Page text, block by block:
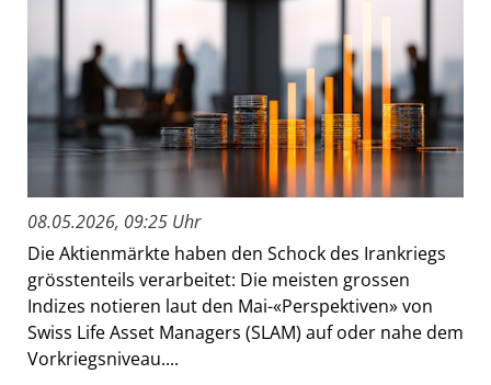
08.05.2026, 09:25 Uhr
Die Aktienmärkte haben den Schock des Irankriegs
grösstenteils verarbeitet: Die meisten grossen
Indizes notieren laut den Mai-«Perspektiven» von
Swiss Life Asset Managers (SLAM) auf oder nahe dem
Vorkriegsniveau....